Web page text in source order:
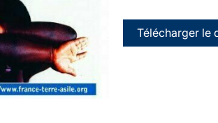
Télécharger le